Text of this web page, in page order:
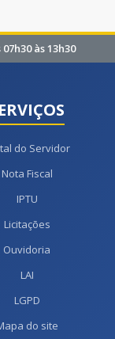
às 13h30
do Servidor
Nota Fiscal
IPTU
Licitações
Ouvidoria
LAI
LGPD
do site